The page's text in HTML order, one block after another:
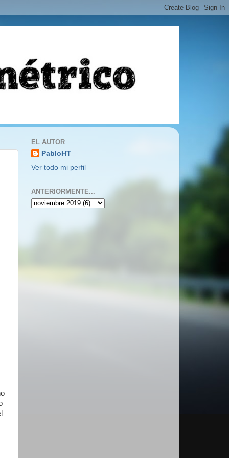
EL AUTOR
PabloHT
Ver todo mi perfil
ANTERIORMENTE...